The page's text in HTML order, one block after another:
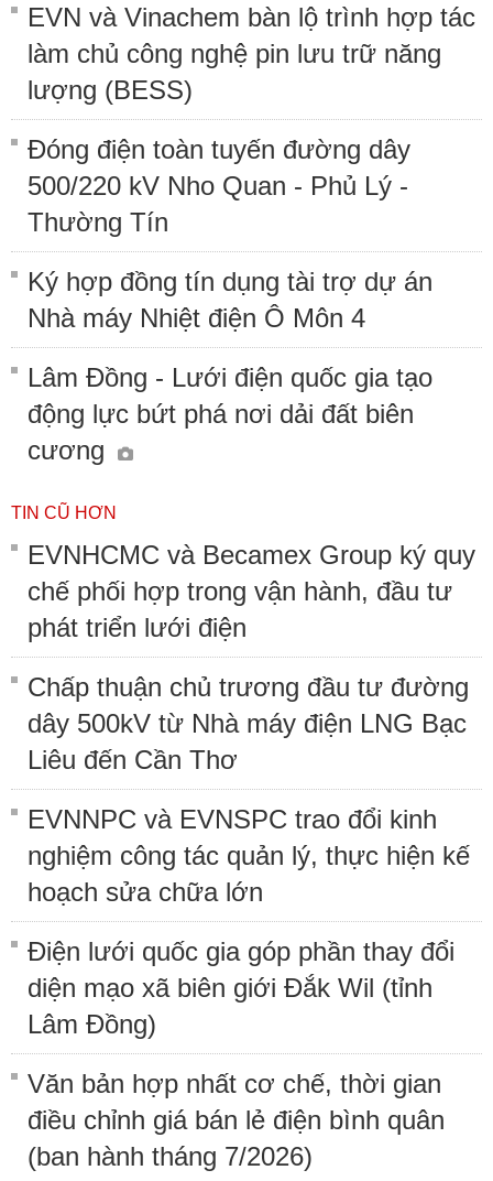
EVN và Vinachem bàn lộ trình hợp tác
làm chủ công nghệ pin lưu trữ năng
lượng (BESS)
Đóng điện toàn tuyến đường dây
500/220 kV Nho Quan - Phủ Lý -
Thường Tín
Ký hợp đồng tín dụng tài trợ dự án
Nhà máy Nhiệt điện Ô Môn 4
Lâm Đồng - Lưới điện quốc gia tạo
động lực bứt phá nơi dải đất biên
cương
TIN CŨ HƠN
EVNHCMC và Becamex Group ký quy
chế phối hợp trong vận hành, đầu tư
phát triển lưới điện
Chấp thuận chủ trương đầu tư đường
dây 500kV từ Nhà máy điện LNG Bạc
Liêu đến Cần Thơ
EVNNPC và EVNSPC trao đổi kinh
nghiệm công tác quản lý, thực hiện kế
hoạch sửa chữa lớn
Điện lưới quốc gia góp phần thay đổi
diện mạo xã biên giới Đắk Wil (tỉnh
Lâm Đồng)
Văn bản hợp nhất cơ chế, thời gian
điều chỉnh giá bán lẻ điện bình quân
(ban hành tháng 7/2026)